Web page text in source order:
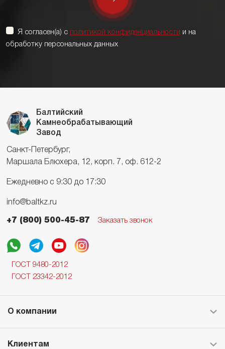
Я согласен(а) с политикой конфиденциальности и на
обработку персональных данных
Балтийский
Камнеобрабатывающий
Завод
Санкт-Петербург,
Маршала Блюхера, 12, корп. 7, оф. 612-2
Ежедневно с 9:30 до 17:30
info@baltkz.ru
+7 (800) 500-45-87 Заказать звонок
ГОСТ 9480-2012
ГОСТ 23342-2012
О компании
Клиентам